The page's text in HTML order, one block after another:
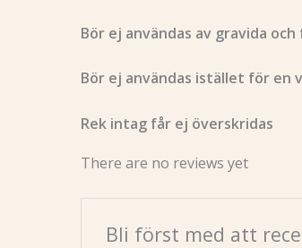
Bör ej användas av gravida
Bör ej användas istället för en
Rek intag får ej överskridas
There are no reviews yet
Bli först med att